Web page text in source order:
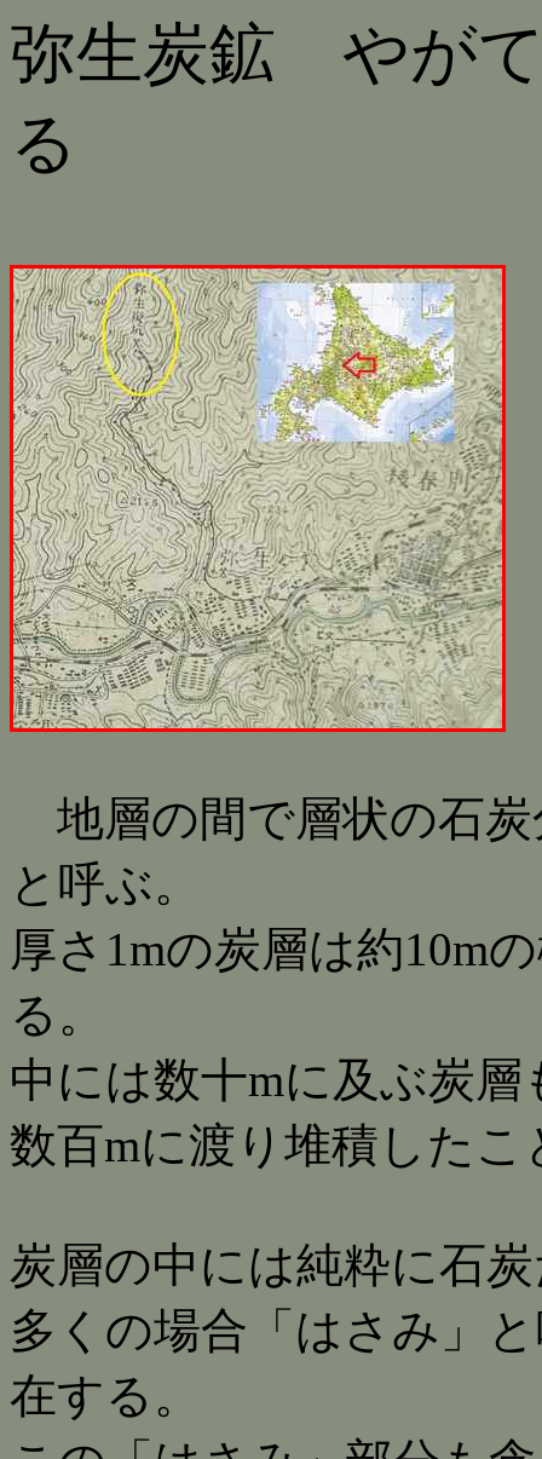
弥生炭鉱 やが
る
地層の間で層状の石
と呼ぶ。
厚さ1mの炭層は約10m
る。
中には数十mに及ぶ炭
数百mに渡り堆積したこ
炭層の中には純粋に石
多くの場合「はさみ」
在する。